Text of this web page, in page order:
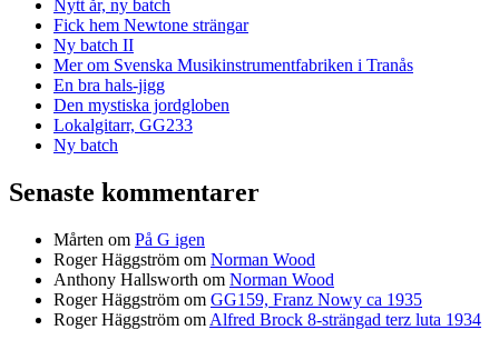
Nytt år, ny batch
Fick hem Newtone strängar
Ny batch II
Mer om Svenska Musikinstrumentfabriken i Tranås
En bra hals-jigg
Den mystiska jordgloben
Lokalgitarr, GG233
Ny batch
Senaste kommentarer
Mårten om På G igen
Roger Häggström om Norman Wood
Anthony Hallsworth om Norman Wood
Roger Häggström om GG159, Franz Nowy ca 1935
Roger Häggström om Alfred Brock 8-strängad terz luta 1934